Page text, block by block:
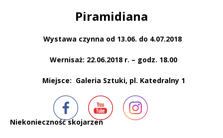
Piramidiana
Wystawa czynna od 13.06. do 4.07.2018
Wernisaż: 22.06.2018 r. – godz. 18.00
Miejsce: Galeria Sztuki, pl. Katedralny 1
Niekonieczność skojarzeń